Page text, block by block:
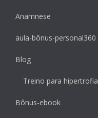
Anamnese
aula-bônus-personal360
Blog
Treino para hipertrofia
Bônus-ebook